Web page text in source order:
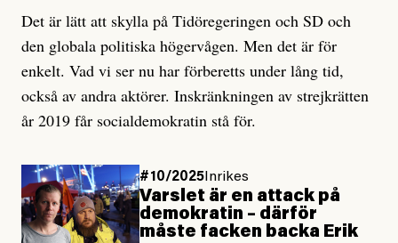
Det är lätt att skylla på Tidöregeringen och SD och
den globala politiska högervågen. Men det är för
enkelt. Vad vi ser nu har förberetts under lång tid,
också av andra aktörer. Inskränkningen av strejkrätten
år 2019 får socialdemokratin stå för.
#10/2025Inrikes
Varslet är en attack på
demokratin – därför
måste facken backa Erik